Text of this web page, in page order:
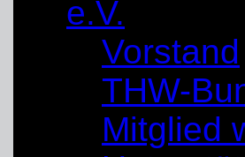
e.V.
Vorstand
THW-
Mitglied